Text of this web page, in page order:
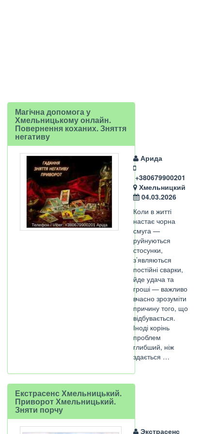
Магічна допомога у
Хмельницькому онлайн.
Повернення коханих. Зняття
негативу
Арида
+380679900201
Хмельницкий
04.03.2026
Коли в житті
настає чорна
смуга —
руйнуються
стосунки,
з’являються
постійні сварки,
йде удача та
гроші — важливо
вчасно зрозуміти
причину того, що
відбувається.
Іноді корінь
проблем
глибший, ніж
здається …
Екстрасенс Хмельницький.
Приворот Хмельницький.
Зняти порчу
Экстрасенс